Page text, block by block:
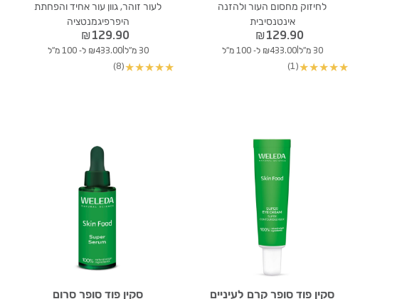
לחיזוק מחסום העור ולהזנה
אינטנסיבית
₪129.90
30 מ"ל |₪433.00 ל- 100 מ"ל
★
★
★
★
★
(1)
לעור זוהר, גוון עור אחיד והפחתת
היפרפיגמנטציה
₪129.90
30 מ"ל |₪433.00 ל- 100 מ"ל
★
★
★
★
★
(8)
סקין פוד סופר קרם לעיניים סקין פוד סופר סרום